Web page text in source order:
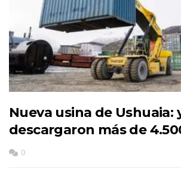
Nueva usina de Ushuaia:
descargaron más de
0